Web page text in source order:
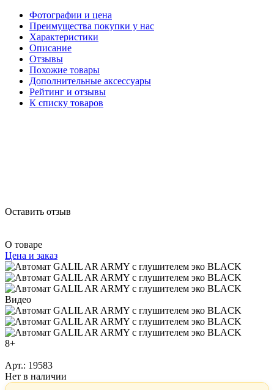
Фотографии и цена
Преимущества покупки у нас
Характеристики
Описание
Отзывы
Похожие товары
Дополнительные аксессуары
Рейтинг и отзывы
К списку товаров
Оставить отзыв
О товаре
Цена и заказ
Видео
8+
Арт.: 19583
Нет в наличии